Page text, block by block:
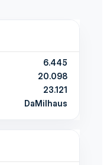
6.445
20.098
23.121
DaMilhaus